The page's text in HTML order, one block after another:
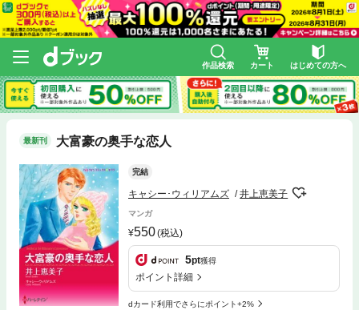
作品検索 カート はじめての方へ
最新刊 大富豪の奥手な恋人
完結
キャシー･ウィリアムズ 井上恵美子
マンガ
550(税込)
5pt獲得
ポイント詳細
dカード利用でさらにポイント+2%